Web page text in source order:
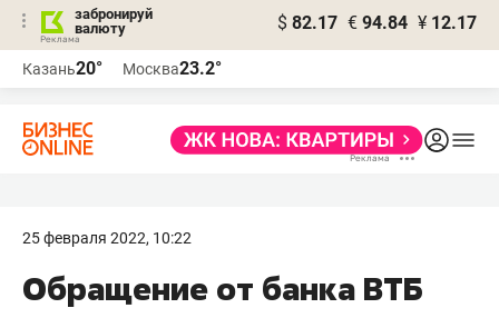
забронируй
валюту
$ 82.17 € 94.84 ¥ 12.17
Казань20° Москва23.2°
25 февраля 2022, 10:22
Обращение от банка ВТБ